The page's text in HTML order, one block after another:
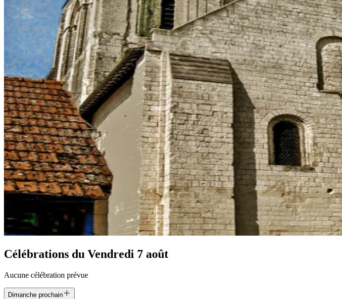
Célébrations du Vendredi 7 août
Aucune célébration prévue
Dimanche prochain